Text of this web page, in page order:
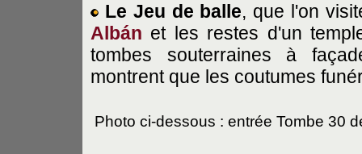
Le Jeu de balle, que l'on
Albán et les restes d'un
tombes souterraines à
montrent que les coutumes
Photo ci-dessous : entrée Tombe 30